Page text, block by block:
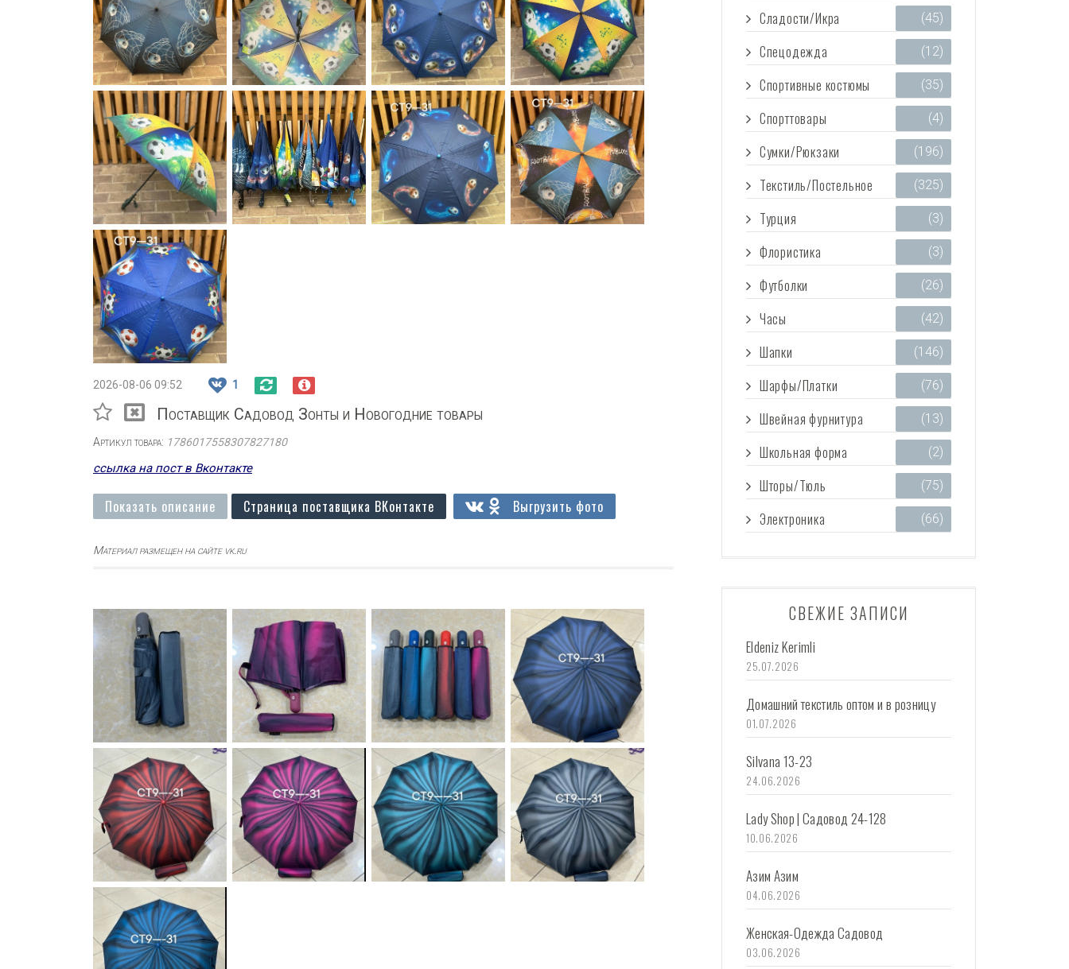
2026-08-06 09:52 1
Поставщик Садовод Зонты и Новогодние товары
Артикул товара: 1786017558307827180
ссылка на пост в Вконтакте
Показать описание Страница поставщика ВКонтакте Выгрузить фото
Материал размещен на сайте vk.ru
Сладости/Икра (45)
Спецодежда (12)
Спортивные костюмы (35)
Спорттовары (4)
Сумки/Рюкзаки (196)
Текстиль/Постельное (325)
Турция (3)
Флористика (3)
Футболки (26)
Часы (42)
Шапки (146)
Шарфы/Платки (76)
Швейная фурнитура (13)
Школьная форма (2)
Шторы/Тюль (75)
Электроника (66)
СВЕЖИЕ ЗАПИСИ
Eldeniz Kerimli
25.07.2026
Домашний текстиль оптом и в розницу
01.07.2026
Silvana 13-23
24.06.2026
Lady Shop | Садовод 24-128
10.06.2026
Азим Азим
04.06.2026
Женская-Одежда Садовод
03.06.2026